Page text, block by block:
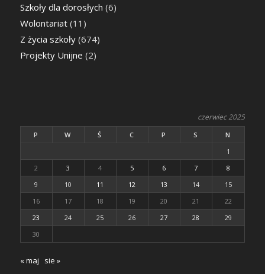
Szkoły dla dorosłych (6)
Wolontariat(11)
Z życia szkoły(674)
Projekty Unijne (2)
czerwiec 2025
P W Ś C P S
N
1
2
3 4 5 6 7
8
9
10 11 12 13 14
15
16
17 18 19 20 21
22
23
24 25 26 27 28
29
30
« maj sie »